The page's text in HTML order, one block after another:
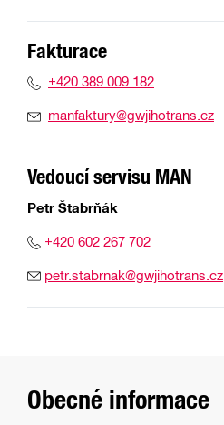
Fakturace
+420 389 009 182
manfaktury@gwjihotrans.cz
Vedoucí servisu MAN
Petr Štabrňák
+420 602 267 702
petr.stabrnak@gwjihotrans.cz
Obecné informace